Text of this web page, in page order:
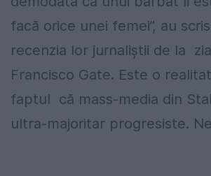
facă orice unei femei”, au
recenzia lor jurnaliștii de la
Francisco Gate. Este o
faptul că mass-media din
ultra-majoritar progresiste.